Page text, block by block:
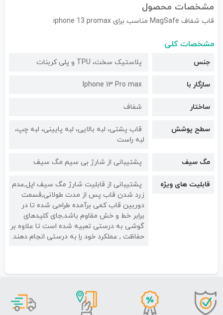
مشخصات محصول
قاب شفاف MagSafe مناسب برای iphone 13 promax
مشخصات کلی
جنس پلاستیک سخت، TPU و پلی کربنات
سازگار با Iphone 13 Pro max
ساختار شفاف
سطح پوشش
قاب پشتی، لبه بالایی، لبه پایینی، لبه چپ،
لبه راست
مگ سیف پشتیبانی از شارژ بی سیم مگ سیف
قابلیت های ویژه
پشتیبانی از قابلیت شارژ مگ سیف اپل,عدم
زرد شدن قاب پس از مدت طولانی,قسمت
دوربین قاب کمی برآمده طراحی شده تا در
برابر خط و خش مقاوم باشد,جای کلیدهای
گوشی به درستی تعبیه شده است تا علاوه بر
حفاظت , عملکرد خود را به درستی انجام دهند.